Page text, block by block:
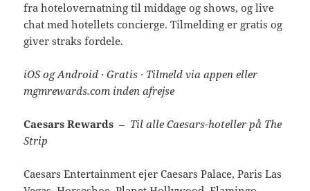
fra hotelovernatning til middage og shows, og live
chat med hotellets concierge. Tilmelding er gratis og
giver straks fordele.
iOS og Android · Gratis · Tilmeld via appen eller
mgmrewards.com inden afrejse
Caesars Rewards – Til alle Caesars-hoteller på The
Strip
Caesars Entertainment ejer Caesars Palace, Paris Las